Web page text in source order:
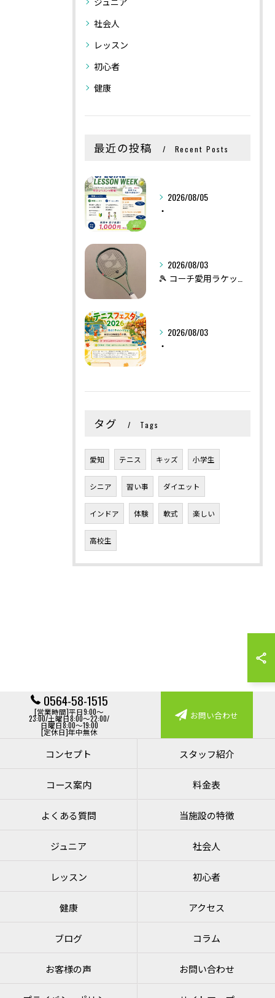
社会人
レッスン
初心者
健康
最近の投稿 Recent Posts
2026/08/05
・
2026/08/03
2026/08/03
・
タグ Tags
愛知 テニス キッズ 小学生
シニア 習い事 ダイエット
インドア 体験 軟式 楽しい
高校生
0564-58-1515
[営業時間]平日9:00～
23:00/土曜日8:00～22:00/
日曜日8:00～19:00
[定休日]年中無休
お問い合わせ
コンセプト スタッフ紹介
コース案内 料金表
よくある質問 当施設の特徴
ジュニア 社会人
レッスン 初心者
健康 アクセス
ブログ コラム
お客様の声 お問い合わせ